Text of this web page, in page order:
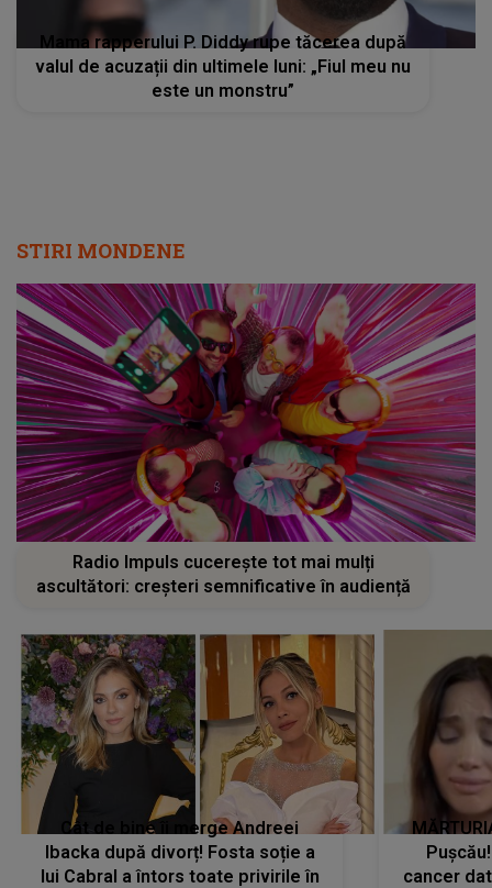
Mama rapperului P. Diddy rupe tăcerea după
valul de acuzații din ultimele luni: „Fiul meu nu
este un monstru”
STIRI MONDENE
Radio Impuls cucerește tot mai mulți
ascultători: creșteri semnificative în audiență
Cât de bine îi merge Andreei
Ibacka după divorț! Fosta soție a
lui Cabral a întors toate privirile în
cancer